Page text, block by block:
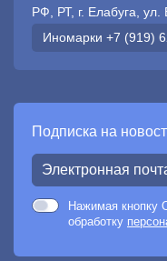
РФ, РТ, г. Елабуга,
Иномарки +7 (919)
Подписка на
Нажимая кнопку
обработку